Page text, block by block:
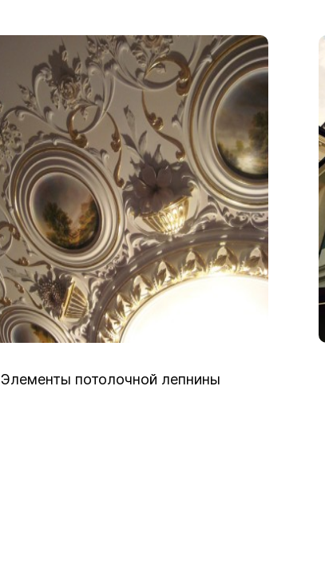
Элементы потолочной лепнины